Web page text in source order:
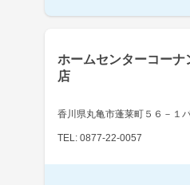
ホームセンターコー
店
香川県丸亀市蓬莱町５６－１
TEL: 0877-22-0057